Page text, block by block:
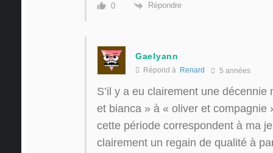
0 Répondre
Gaelyann
Répond à Renard 5 années
S’il y a eu clairement une
et bianca » à « oliver et compagnie
cette période correspondent à ma
clairement un regain de qualité à